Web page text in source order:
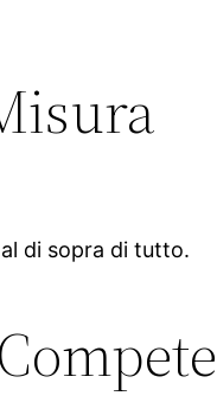
di sopra di tutto.